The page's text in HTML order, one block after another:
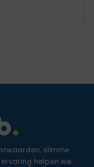
slimme
helpen we